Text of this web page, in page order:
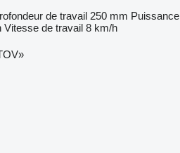
de travail 250 mm Puissance
Vitesse de travail 8 km/h